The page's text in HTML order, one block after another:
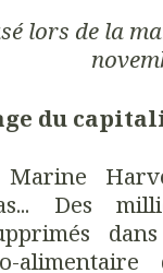
lors de la
du
Des
alimentaire